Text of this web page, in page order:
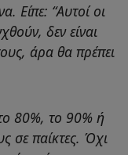
Είπε: “Αυτοί οι
δεν είναι
άρα θα πρέπει
80%, το 90% ή
σε παίκτες. Όχι